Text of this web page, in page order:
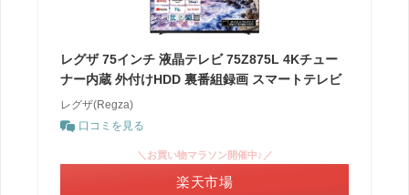
レグザ 75インチ 液晶テレビ 75Z875L 4Kチュー
ナー内蔵 外付けHDD 裏番組録画 スマートテレビ
レグザ(Regza)
口コミを見る
＼お買い物マラソン開催中♪／
楽天市場